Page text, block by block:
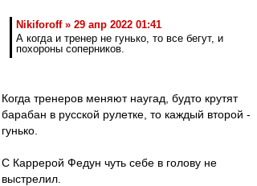
Nikiforoff » 29 апр 2022 01:41
А когда и тренер не гунько, то все бегут, и
похороны соперников.
Когда тренеров меняют наугад, будто крутят
барабан в русской рулетке, то каждый второй -
гунько.
С Каррерой Федун чуть себе в голову не
выстрелил.